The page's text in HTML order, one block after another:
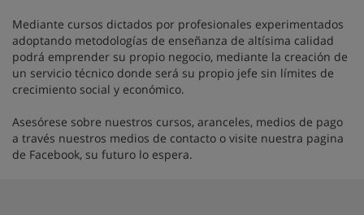
Mediante cursos dictados por profesionales experimentados
adoptando metodologías de enseñanza de altísima calidad
podrá emprender su propio negocio, mediante la creación de
un servicio técnico donde será su propio jefe sin límites de
crecimiento social y económico.
Asesórese sobre nuestros cursos, aranceles, medios de pago
a través nuestros medios de contacto o visite nuestra pagina
de Facebook, su futuro lo espera.